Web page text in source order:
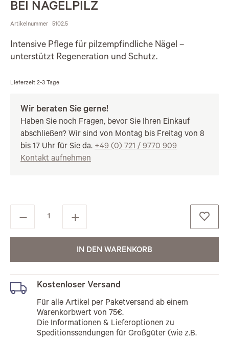
BEI NAGELPILZ
Artikelnummer 5102.5
Intensive Pflege für pilzempfindliche Nägel –
unterstützt Regeneration und Schutz.
Lieferzeit 2-3 Tage
Wir beraten Sie gerne!
Haben Sie noch Fragen, bevor Sie Ihren Einkauf
abschließen? Wir sind von Montag bis Freitag von 8
bis 17 Uhr für Sie da. +49 (0) 721 / 9770 909
Kontakt aufnehmen
IN DEN WARENKORB
Kostenloser Versand
Für alle Artikel per Paketversand ab einem
Warenkorbwert von 75€.
Die Informationen & Lieferoptionen zu
Speditionssendungen für Großgüter (wie z.B.